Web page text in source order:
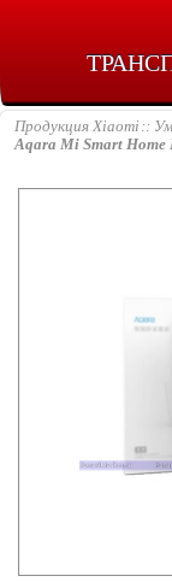
Продукция Xiaomi
Aqara Mi Smart Home